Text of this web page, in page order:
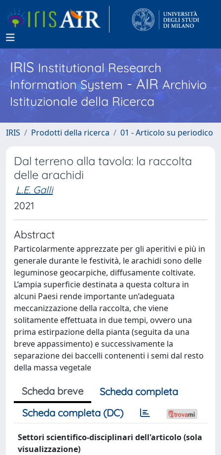
IRISInstitutional Research
Information System - AIR Archivio
Istituzionale della Ricerca
IRIS Prodotti della ricerca 01 - Articolo su periodico
Dal terreno alla tavola: la raccolta
delle arachidi
L.E. Galli
2021
Abstract
Particolarmente apprezzate per gli aperitivi e più in
generale durante le festività, le arachidi sono delle
leguminose geocarpiche, diffusamente coltivate.
L’ampia superficie destinata a questa coltura in
alcuni Paesi rende importante un’adeguata
meccanizzazione della raccolta, che viene
solitamente effettuata in due tempi, ovvero una
prima estirpazione della pianta (seguita da una
breve appassimento) e successivamente la
separazione dei baccelli contenenti i semi dal resto
della massa vegetale
Scheda breve
Scheda completa
Scheda completa (DC)
Settori scientifico-disciplinari dell'articolo (sola
visualizzazione)